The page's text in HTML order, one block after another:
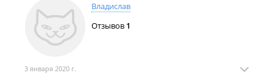
Владислав
Отзывов 1
3 января 2020 г.